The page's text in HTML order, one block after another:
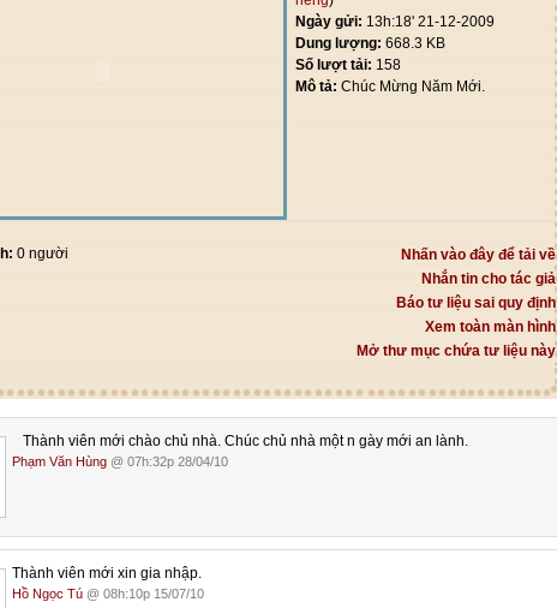
Ngày gửi: 13h:18' 21-12-2009
Dung lượng: 668.3 KB
Số lượt tải: 158
Mô tả: Chúc Mừng Năm Mới.
Nhấn vào đây để tải về
Nhắn tin cho tác giả
Báo tư liệu sai quy định
Xem toàn màn hình
Mở thư mục chứa tư liệu này
0 người
Thành viên mới chào chủ nhà. Chúc chủ nhà một n gày mới an lành.
Phạm Văn Hùng @ 07h:32p 28/04/10
Thành viên mới xin gia nhập.
Hồ Ngọc Tú @ 08h:10p 15/07/10